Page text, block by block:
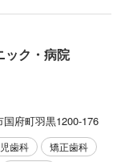
ック・病院
府町羽黒1200-176
歯科
矯正歯科